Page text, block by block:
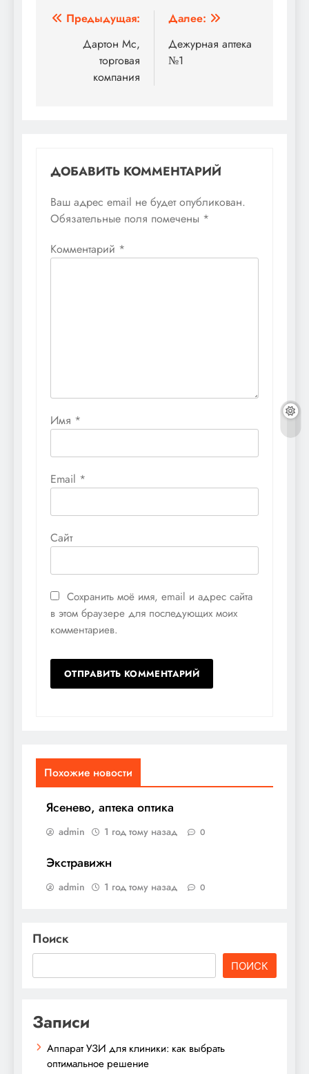
Навигация
записям
Предыдущая:
Дартон Мc,
торговая
компания
Далее:
Дежурная аптека
№1
ДОБАВИТЬ КОММЕНТАРИЙ
Ваш адрес email не будет опубликован.
Обязательные поля помечены *
Комментарий *
Имя *
Email *
Сайт
Сохранить моё имя, email и адрес сайта
в этом браузере для последующих моих
комментариев.
Похожие новости
Ясенево, аптека оптика
admin 1 год тому назад 0
Экстравижн
admin 1 год тому назад 0
Поиск
ПОИСК
Записи
Аппарат УЗИ для клиники: как выбрать
оптимальное решение